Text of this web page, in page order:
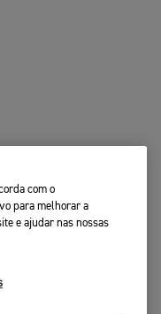
com o
para melhorar a
e ajudar nas nossas